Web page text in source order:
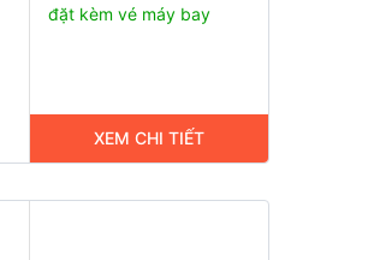
đặt kèm vé máy bay
XEM CHI TIẾT